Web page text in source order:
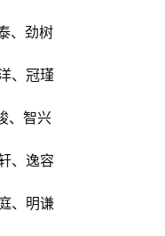
、劲树
、冠瑾
、智兴
、逸容
、明谦